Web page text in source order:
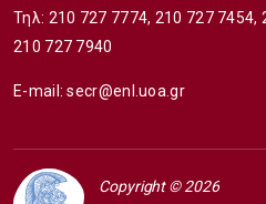
Τηλ: 210 727 7774, 210 727 7454,
210 727 7940
E-mail:secr@enl.uoa.gr
Copyright © 2026